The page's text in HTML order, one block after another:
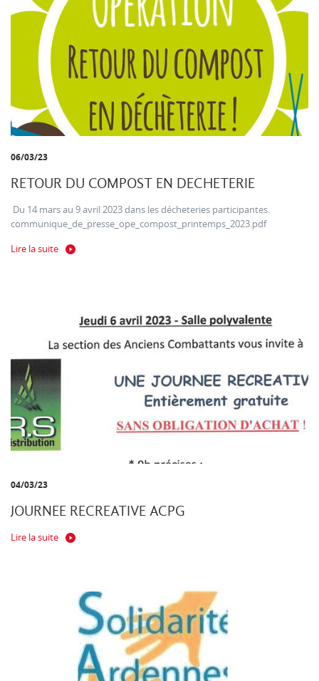
06/03/23
RETOUR DU COMPOST EN DECHETERIE
Du 14 mars au 9 avril 2023 dans les décheteries participantes.
communique_de_presse_ope_compost_printemps_2023.pdf
Lire la suite
04/03/23
JOURNEE RECREATIVE ACPG
Lire la suite